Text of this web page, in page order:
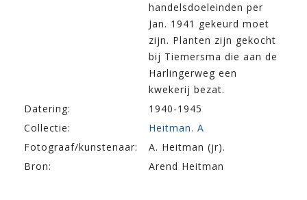
handelsdoeleinden per
Jan. 1941 gekeurd moet
zijn. Planten zijn gekocht
bij Tiemersma die aan de
Harlingerweg een
kwekerij bezat.
Datering:
1940-1945
Collectie:
Heitman. A
Fotograaf/kunstenaar:
A. Heitman (jr).
Bron:
Arend Heitman